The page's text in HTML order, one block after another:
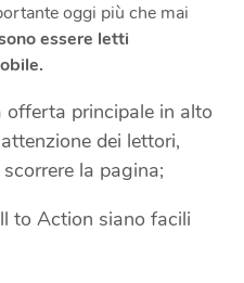
oggi più che mai
essere letti
principale in alto
dei lettori,
la pagina;
to Action siano facili